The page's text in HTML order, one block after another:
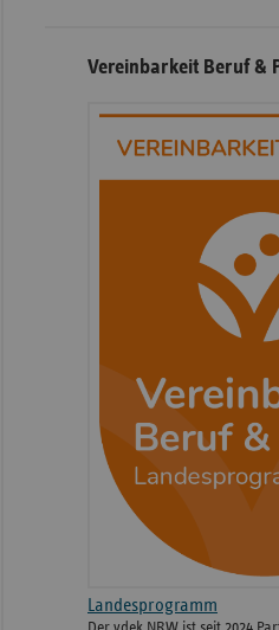
Vereinbarkeit Beruf &
Landesprogramm